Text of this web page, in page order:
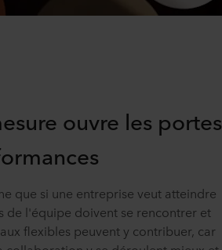
ouvre les portes
que si une entreprise veut atteindre
de l'équipe doivent se rencontrer et
flexibles peuvent y contribuer, car